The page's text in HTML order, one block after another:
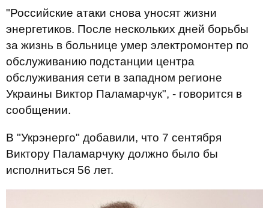
"Российские атаки снова уносят жизни
энергетиков. После нескольких дней борьбы
за жизнь в больнице умер электромонтер по
обслуживанию подстанции центра
обслуживания сети в западном регионе
Украины Виктор Паламарчук", - говорится в
сообщении.
В "Укрэнерго" добавили, что 7 сентября
Виктору Паламарчуку должно было бы
исполниться 56 лет.